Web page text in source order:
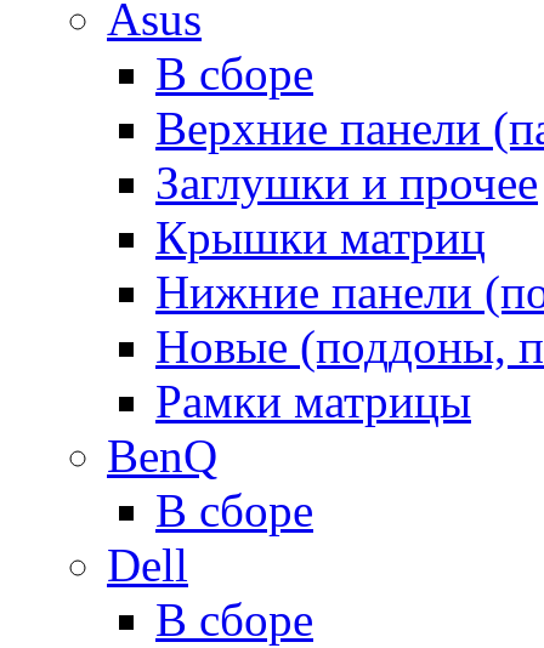
Asus
В сборе
Верхние панели
Заглушки и прочее
Крышки матриц
Нижние панели
Новые (поддоны,
Рамки матрицы
BenQ
В сборе
Dell
В сборе